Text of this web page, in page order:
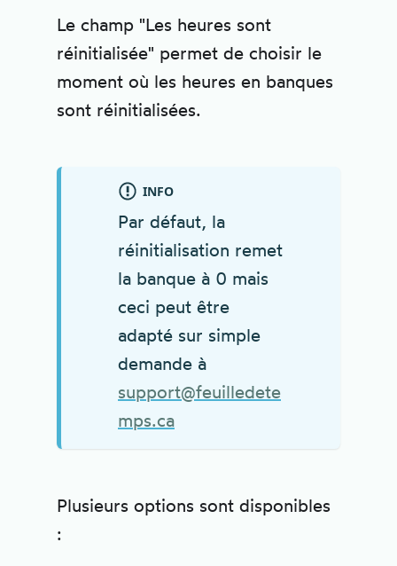
Le champ "Les heures sont
réinitialisée" permet de choisir le
moment où les heures en banques
sont réinitialisées.
INFO
Par défaut, la
réinitialisation remet
la banque à 0 mais
ceci peut être
adapté sur simple
demande à
support@feuilledete
mps.ca
Plusieurs options sont disponibles
: